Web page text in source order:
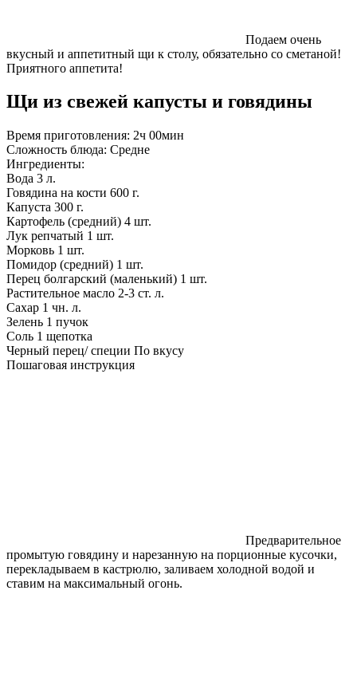
Подаем очень
вкусный и аппетитный щи к столу, обязательно со сметаной!
Приятного аппетита!
Щи из свежей капусты и говядины
Время приготовления: 2ч 00мин
Сложность блюда: Средне
Ингредиенты:
Вода 3 л.
Говядина на кости 600 г.
Капуста 300 г.
Картофель (средний) 4 шт.
Лук репчатый 1 шт.
Морковь 1 шт.
Помидор (средний) 1 шт.
Перец болгарский (маленький) 1 шт.
Растительное масло 2-3 ст. л.
Сахар 1 чн. л.
Зелень 1 пучок
Соль 1 щепотка
Черный перец/ специи По вкусу
Пошаговая инструкция
Предварительное
промытую говядину и нарезанную на порционные кусочки,
перекладываем в кастрюлю, заливаем холодной водой и
ставим на максимальный огонь.